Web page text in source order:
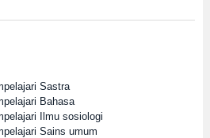
Sastra
Bahasa
Ilmu sosiologi
Sains umum